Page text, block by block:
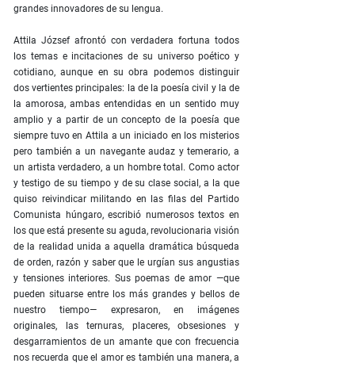
grandes innovadores de su lengua.
Attila József afrontó con verdadera fortuna todos
los temas e incitaciones de su universo poético y
cotidiano, aunque en su obra podemos distinguir
dos vertientes principales: la de la poesía civil y la de
la amorosa, ambas entendidas en un sentido muy
amplio y a partir de un concepto de la poesía que
siempre tuvo en Attila a un iniciado en los misterios
pero también a un navegante audaz y temerario, a
un artista verdadero, a un hombre total. Como actor
y testigo de su tiempo y de su clase social, a la que
quiso reivindicar militando en las filas del Partido
Comunista húngaro, escribió numerosos textos en
los que está presente su aguda, revolucionaria visión
de la realidad unida a aquella dramática búsqueda
de orden, razón y saber que le urgían sus angustias
y tensiones interiores. Sus poemas de amor —que
pueden situarse entre los más grandes y bellos de
nuestro tiempo— expresaron, en imágenes
originales, las ternuras, placeres, obsesiones y
desgarramientos de un amante que con frecuencia
nos recuerda que el amor es también una manera, a